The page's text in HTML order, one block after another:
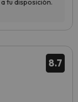
8.7